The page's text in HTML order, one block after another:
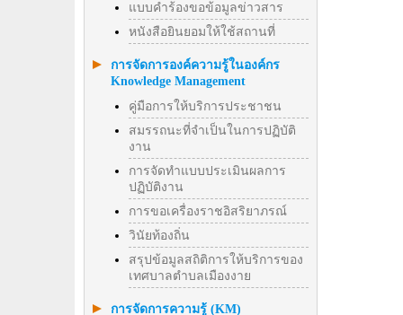
แบบคำร้องขอข้อมูลข่าวสาร
หนังสือยินยอมให้ใช้สถานที่
การจัดการองค์ความรู้ในองค์กร
Knowledge Management
คู่มือการให้บริการประชาชน
สมรรถนะที่จำเป็นในการปฏิบัติ
งาน
การจัดทำแบบประเมินผลการ
ปฏิบัติงาน
การขอเครื่องราชอิสริยาภรณ์
วินัยท้องถิ่น
สรุปข้อมูลสถิติการให้บริการของ
เทศบาลตำบลเมืองงาย
การจัดการความรู้ (KM)